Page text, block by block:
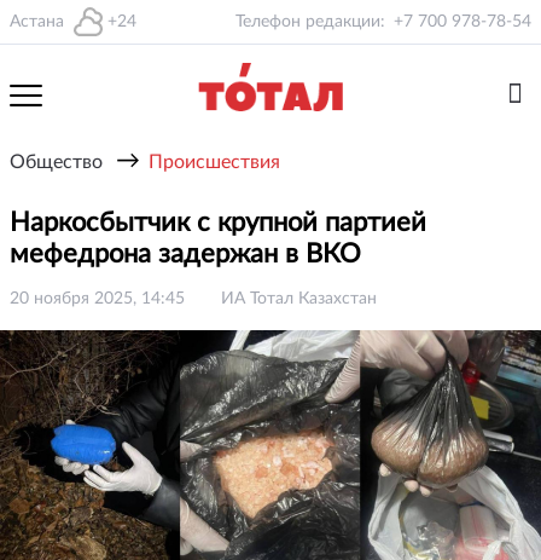
Астана +24 Телефон редакции: +7 700 978-78-54
Общество → Происшествия
Наркосбытчик с крупной партией
мефедрона задержан в ВКО
20 ноября 2025, 14:45 ИА Тотал Казахстан